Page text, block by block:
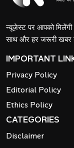
न्यूज़ेस्ट पर आपको
साथ और हर जरूरी खबर
IMPORTANT
Privacy Policy
Editorial Policy
Ethics Policy
CATEGORIES
Disclaimer